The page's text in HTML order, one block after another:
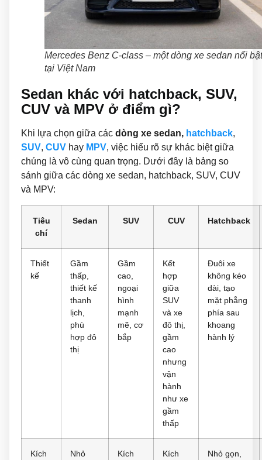
Mercedes Benz C-class – một dòng xe sedan nổi bật
tại Việt Nam
Sedan khác với hatchback, SUV,
CUV và MPV ở điểm gì?
Khi lựa chọn giữa các dòng xe sedan, hatchback,
SUV, CUV hay MPV, việc hiểu rõ sự khác biệt giữa
chúng là vô cùng quan trọng. Dưới đây là bảng so
sánh giữa các dòng xe sedan, hatchback, SUV, CUV
và MPV:
Tiêu
chí
Sedan SUV CUV Hatchback
Thiết
kế
Gầm
thấp,
thiết kế
thanh
lịch,
phù
hợp đô
thị
Gầm
cao,
ngoại
hình
mạnh
mẽ, cơ
bắp
Kết
hợp
giữa
SUV
và xe
đô thị,
gầm
cao
nhưng
vận
hành
như xe
gầm
thấp
Đuôi xe
không kéo
dài, tạo
mặt phẳng
phía sau
khoang
hành lý
Kích
Nhỏ
Kích
Kích
Nhỏ gọn,